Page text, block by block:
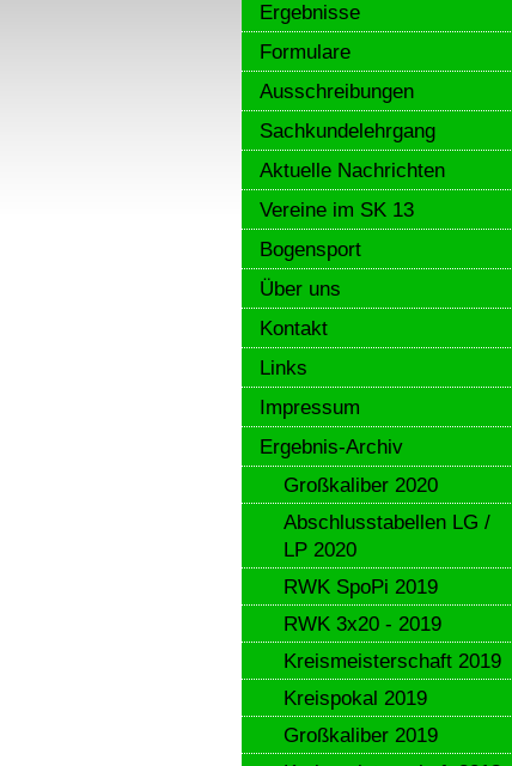
Ergebnisse
Formulare
Ausschreibungen
Sachkundelehrgang
Aktuelle Nachrichten
Vereine im SK 13
Bogensport
Über uns
Kontakt
Links
Impressum
Ergebnis-Archiv
Großkaliber 2020
Abschlusstabellen LG /
LP 2020
RWK SpoPi 2019
RWK 3x20 - 2019
Kreismeisterschaft 2019
Kreispokal 2019
Großkaliber 2019